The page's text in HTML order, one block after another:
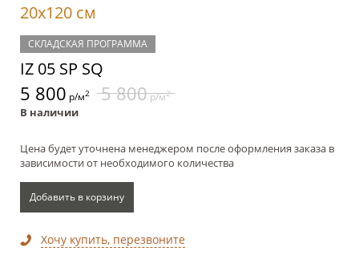
20x120 см
СКЛАДСКАЯ ПРОГРАММА
IZ 05 SP SQ
5 800 р/м2 5 800р/м2
В наличии
Цена будет уточнена менеджером после оформления заказа в
зависимости от необходимого количества
Добавить в корзину
Хочу купить, перезвоните